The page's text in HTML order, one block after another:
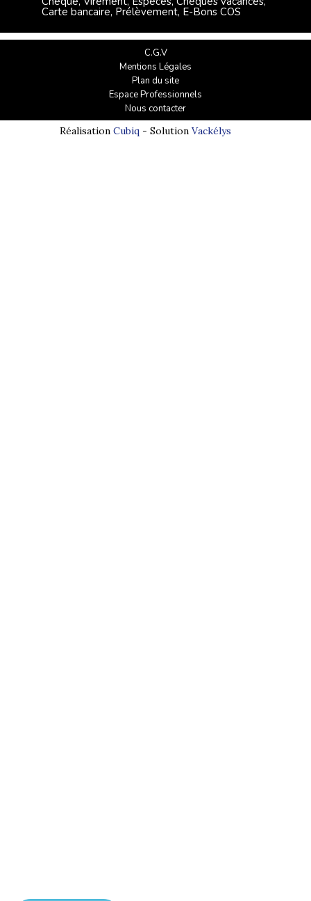
Carte bancaire, Prélèvement, E-Bons COS
C.G.V
Mentions Légales
Plan du site
Espace Professionnels
Nous contacter
Réalisation Cubiq- Solution Vackélys